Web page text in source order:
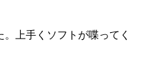
上手くソフトが喋ってく